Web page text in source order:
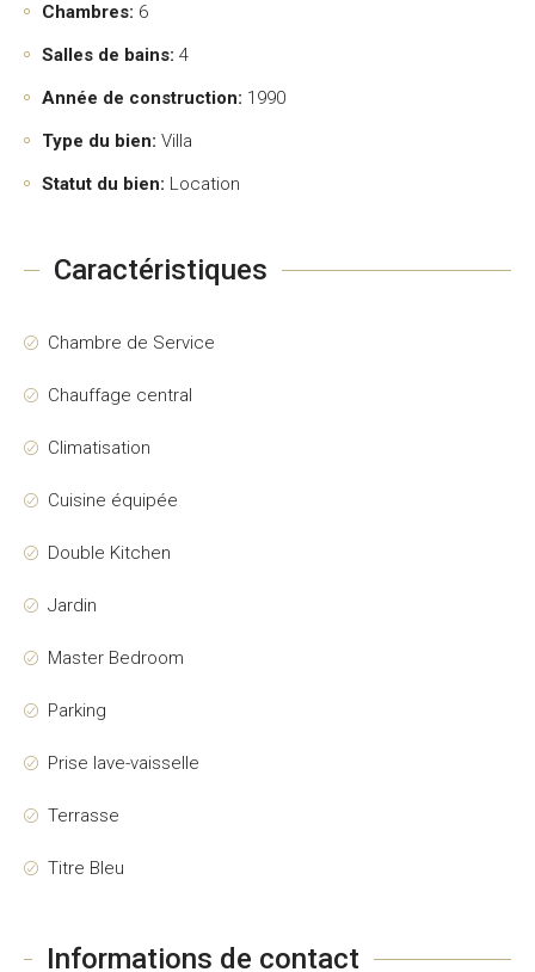
Chambres: 6
Salles de bains: 4
Année de construction: 1990
Type du bien: Villa
Statut du bien: Location
Caractéristiques
Chambre de Service
Chauffage central
Climatisation
Cuisine équipée
Double Kitchen
Jardin
Master Bedroom
Parking
Prise lave-vaisselle
Terrasse
Titre Bleu
Informations de contact